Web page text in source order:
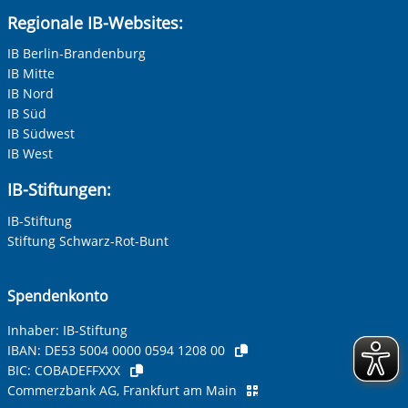
Regionale IB-Websites:
IB Berlin-Brandenburg
IB Mitte
IB Nord
IB Süd
IB Südwest
IB West
IB-Stiftungen:
IB-Stiftung
Stiftung Schwarz-Rot-Bunt
Spendenkonto
Inhaber: IB-Stiftung
IBAN: DE53 5004 0000 0594 1208 00
BIC: COBADEFFXXX
Commerzbank AG, Frankfurt am Main